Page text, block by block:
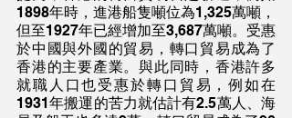
1898年時，進港船隻噸位為1,325萬噸，
但至1927年已經增加至3,687萬噸。受惠
於中國與外國的貿易，轉口貿易成為了
香港的主要產業。與此同時，香港許多
就職人口也受惠於轉口貿易，例如在
1931年搬運的苦力就估計有2.5萬人、海